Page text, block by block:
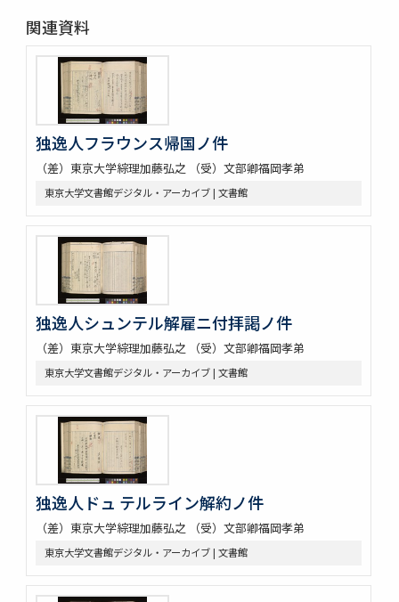
関連資料
独逸人フラウンス帰国ノ件
（差）東京大学綜理加藤弘之 （受）文部卿福岡孝弟
東京大学文書館デジタル・アーカイブ | 文書館
独逸人シュンテル解雇ニ付拝謁ノ件
（差）東京大学綜理加藤弘之 （受）文部卿福岡孝弟
東京大学文書館デジタル・アーカイブ | 文書館
独逸人ドュ テルライン解約ノ件
（差）東京大学綜理加藤弘之 （受）文部卿福岡孝弟
東京大学文書館デジタル・アーカイブ | 文書館